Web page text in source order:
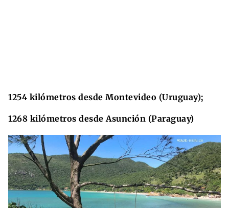
1254 kilómetros desde Montevideo (Uruguay);
1268 kilómetros desde Asunción (Paraguay)